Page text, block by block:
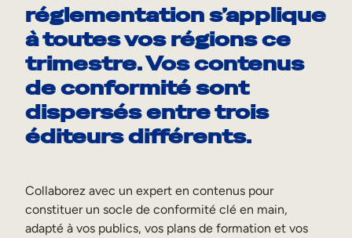
réglementation s’applique
à toutes vos régions ce
trimestre. Vos contenus
de conformité sont
dispersés entre trois
éditeurs différents.
Collaborez avec un expert en contenus pour
constituer un socle de conformité clé en main,
adapté à vos publics, vos plans de formation et vos